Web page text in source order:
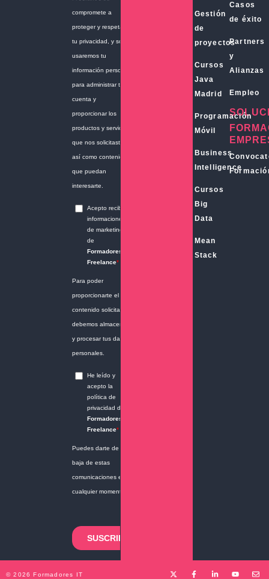
Gestión
de
proyectos
Cursos
Java
Madrid
Programación
Móvil
Business
Intelligence
Cursos
Big
Data
Mean
Stack
Casos
de éxito
Partners
y
Alianzas
Empleo
© 2026 Formadores IT